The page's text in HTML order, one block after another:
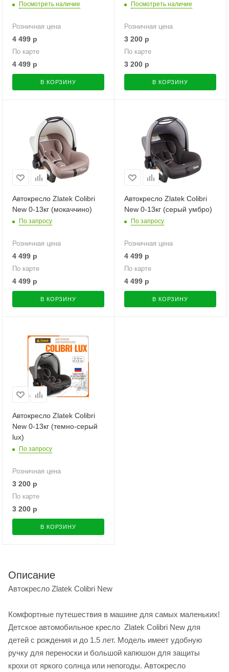
Посмотреть наличие
Розничная цена
4 499 р
По карте
4 499 р
В КОРЗИНУ
Посмотреть наличие
Розничная цена
3 200 р
По карте
3 200 р
В КОРЗИНУ
Автокресло Zlatek Colibri
New 0-13кг (мокаччино)
По запросу
Розничная цена
4 499 р
По карте
4 499 р
В КОРЗИНУ
Автокресло Zlatek Colibri
New 0-13кг (серый умбро)
По запросу
Розничная цена
4 499 р
По карте
4 499 р
В КОРЗИНУ
Автокресло Zlatek Colibri
New 0-13кг (темно-серый
lux)
По запросу
Розничная цена
3 200 р
По карте
3 200 р
В КОРЗИНУ
Описание
Автокресло Zlatek Colibri New
Комфортные путешествия в машине для самых маленьких!
Детское автомобильное кресло Zlatek Colibri New для
детей с рождения и до 1.5 лет. Модель имеет удобную
ручку для переноски и большой капюшон для защиты
крохи от яркого солнца или непогоды. Автокресло